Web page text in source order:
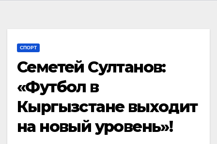
СПОРТ
Семетей Султанов:
«Футбол в
Кыргызстане выходит
на новый уровень»!